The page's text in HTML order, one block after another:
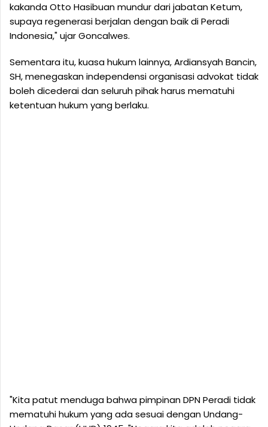
kakanda Otto Hasibuan mundur dari jabatan Ketum,
supaya regenerasi berjalan dengan baik di Peradi
Indonesia," ujar Goncalwes.
Sementara itu, kuasa hukum lainnya, Ardiansyah Bancin,
SH, menegaskan independensi organisasi advokat tidak
boleh dicederai dan seluruh pihak harus mematuhi
ketentuan hukum yang berlaku.
"Kita patut menduga bahwa pimpinan DPN Peradi tidak
mematuhi hukum yang ada sesuai dengan Undang-